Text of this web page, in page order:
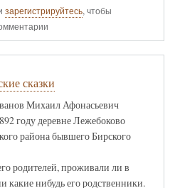
зарегистрируйтесь, чтобы
сказки
Михаил Афонасьевич
году деревне Лежебоково
района бывшего Бирского
родителей, проживали ли в
какие нибудь его родственники.